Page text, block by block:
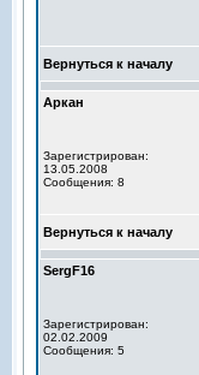
Вернуться к началу
Аркан
Зарегистрирован:
13.05.2008
Сообщения: 8
Вернуться к началу
SergF16
Зарегистрирован:
02.02.2009
Сообщения: 5